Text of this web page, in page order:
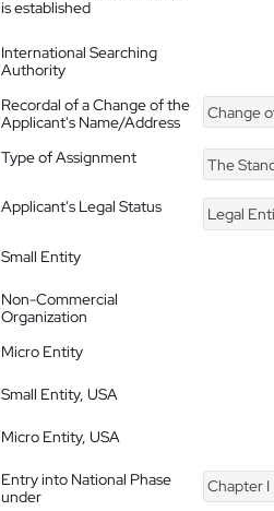
is established
International Searching
Authority
Recordal of a Change of the
Applicant's Name/Address
Change of
Type of Assignment The
Applicant's Legal Status
Legal
Small Entity
Non-Commercial
Organization
Micro Entity
Small Entity, USA
Micro Entity, USA
Entry into National Phase
under
Chapter I